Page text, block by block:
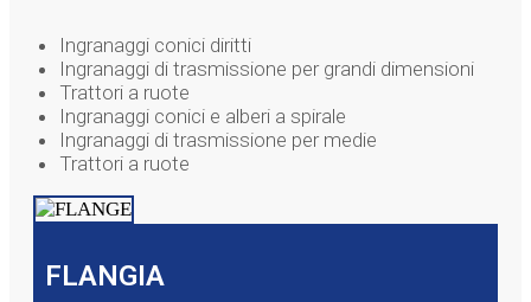
Ingranaggi conici diritti
Ingranaggi di trasmissione per grandi dimensioni
Trattori a ruote
Ingranaggi conici e alberi a spirale
Ingranaggi di trasmissione per medie
Trattori a ruote
FLANGIA